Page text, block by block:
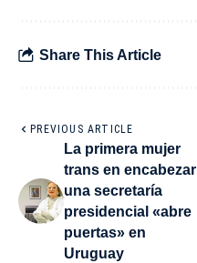
Share This Article
PREVIOUS ARTICLE
La primera mujer
trans en encabezar
una secretaría
presidencial «abre
puertas» en
Uruguay